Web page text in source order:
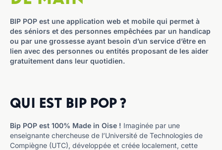
BIP POP est une application web et mobile qui permet à
des séniors et des personnes empêchées par un handicap
ou par une grossesse ayant besoin d’un service d’être en
lien avec des personnes ou entités proposant de les aider
gratuitement dans leur quotidien.
Qui est Bip POP ?
Bip POP est 100% Made in Oise ! Imaginée par une
enseignante chercheuse de l’Université de Technologies de
Compiègne (UTC), développée et créée localement, cette